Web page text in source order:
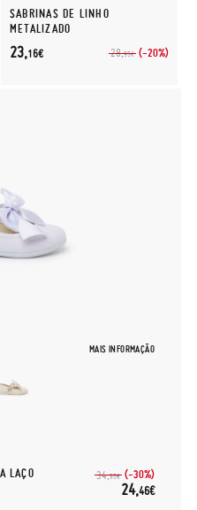
SABRINAS DE LINHO
METALIZADO
28,95€ (-20%)
23,16€
MAIS INFORMAÇÃO
LAÇO
34,95€ (-30%)
24,46€